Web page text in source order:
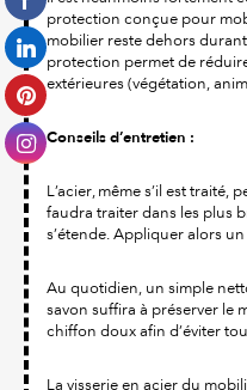
protection conçue pour
mobilier reste dehors
protection permet de
extérieures (végétation,
Conseils d’entretien :
L’acier, même s’il est traité,
faudra traiter dans les plus
s’étende. Appliquer alors
Au quotidien, un simple
savon suffira à préserver le
chiffon doux afin d’éviter
La visserie en acier du